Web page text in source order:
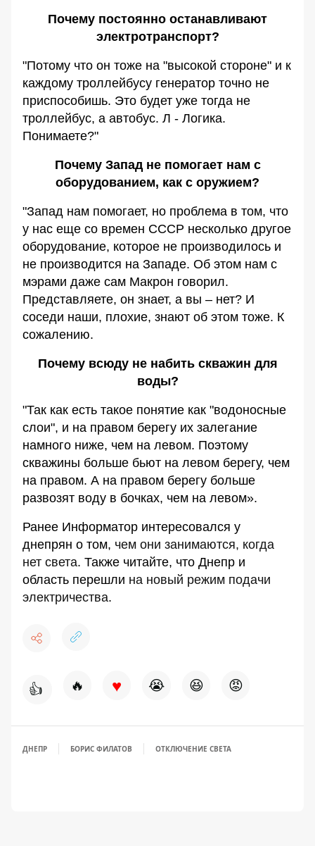
Почему постоянно останавливают
электротранспорт?
"Потому что он тоже на "высокой стороне" и к
каждому троллейбусу генератор точно не
приспособишь. Это будет уже тогда не
троллейбус, а автобус. Л - Логика.
Понимаете?"
Почему Запад не помогает нам с
оборудованием, как с оружием?
"Запад нам помогает, но проблема в том, что
у нас еще со времен СССР несколько другое
оборудование, которое не производилось и
не производится на Западе. Об этом нам с
мэрами даже сам Макрон говорил.
Представляете, он знает, а вы – нет? И
соседи наши, плохие, знают об этом тоже. К
сожалению.
Почему всюду не набить скважин для
воды?
"Так как есть такое понятие как "водоносные
слои", и на правом берегу их залегание
намного ниже, чем на левом. Поэтому
скважины больше бьют на левом берегу, чем
на правом. А на правом берегу больше
развозят воду в бочках, чем на левом».
Ранее Информатор интересовался у
днепрян о том, чем они занимаются, когда
нет света. Также читайте, что Днепр и
область перешли на новый режим подачи
электричества.
👍 🔥 ♥ 😭 😆 😡
ДНЕПР БОРИС ФИЛАТОВ ОТКЛЮЧЕНИЕ СВЕТА